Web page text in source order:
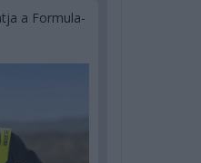
a Formula-